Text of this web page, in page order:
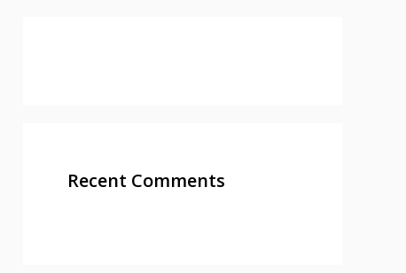
Recent Comments